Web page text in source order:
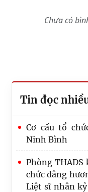
Chưa có
Tin đọc
Cơ cấu tổ
Ninh Bình
Phòng
chức dâng
Liệt sĩ nhân